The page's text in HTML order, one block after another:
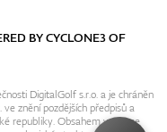
BYCYCLONE3OF
DigitalGolf s.r.o. a je chráněn
znění pozdějších předpisů a
republiky. Obsahem webu se